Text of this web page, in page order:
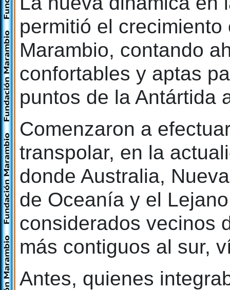
permitió el
Marambio, contando
confortables y aptas
puntos de la Antártida
Comenzaron a
transpolar, en la
donde Australia,
de Oceanía y el
considerados vecinos
más contiguos al sur,
Antes, quienes